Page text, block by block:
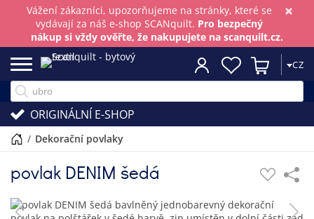
×
Vážení zákazníci, upozorňujeme na stránky, které se
vydávají za náš e-shop SCANquilt. Pro bezpečný
nákup si vždy ověřte, že nakupujete na scanquilt.cz.
CZ
ORIGINÁLNÍ E-SHOP
/ dekorační povlaky
povlak DENIM šedá